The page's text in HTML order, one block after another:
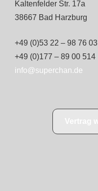
Kaltenfelder Str. 17a
38667 Bad Harzburg
+49 (0)53 22 – 98 76 03
+49 (0)177 – 89 00 514
info@superchan.de